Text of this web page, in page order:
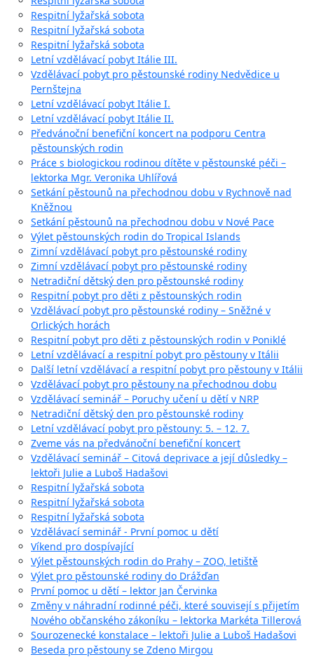
Respitní lyžařská sobota
Respitní lyžařská sobota
Respitní lyžařská sobota
Letní vzdělávací pobyt Itálie III.
Vzdělávací pobyt pro pěstounské rodiny Nedvědice u
Pernštejna
Letní vzdělávací pobyt Itálie I.
Letní vzdělávací pobyt Itálie II.
Předvánoční benefiční koncert na podporu Centra
pěstounských rodin
Práce s biologickou rodinou dítěte v pěstounské péči –
lektorka Mgr. Veronika Uhlířová
Setkání pěstounů na přechodnou dobu v Rychnově nad
Kněžnou
Setkání pěstounů na přechodnou dobu v Nové Pace
Výlet pěstounských rodin do Tropical Islands
Zimní vzdělávací pobyt pro pěstounské rodiny
Zimní vzdělávací pobyt pro pěstounské rodiny
Netradiční dětský den pro pěstounské rodiny
Respitní pobyt pro děti z pěstounských rodin
Vzdělávací pobyt pro pěstounské rodiny – Sněžné v
Orlických horách
Respitní pobyt pro děti z pěstounských rodin v Poniklé
Letní vzdělávací a respitní pobyt pro pěstouny v Itálii
Další letní vzdělávací a respitní pobyt pro pěstouny v Itálii
Vzdělávací pobyt pro pěstouny na přechodnou dobu
Vzdělávací seminář – Poruchy učení u dětí v NRP
Netradiční dětský den pro pěstounské rodiny
Letní vzdělávací pobyt pro pěstouny: 5. – 12. 7.
Zveme vás na předvánoční benefiční koncert
Vzdělávací seminář – Citová deprivace a její důsledky –
lektoři Julie a Luboš Hadašovi
Respitní lyžařská sobota
Respitní lyžařská sobota
Respitní lyžařská sobota
Vzdělávací seminář - První pomoc u dětí
Víkend pro dospívající
Výlet pěstounských rodin do Prahy – ZOO, letiště
Výlet pro pěstounské rodiny do Drážďan
První pomoc u dětí – lektor Jan Červinka
Změny v náhradní rodinné péči, které souvisejí s přijetím
Nového občanského zákoníku – lektorka Markéta Tillerová
Sourozenecké konstalace – lektoři Julie a Luboš Hadašovi
Beseda pro pěstouny se Zdeno Mirgou